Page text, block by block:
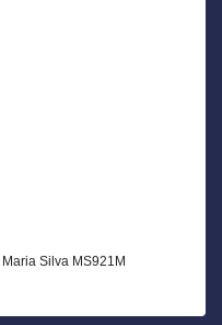
Maria Silva MS921М